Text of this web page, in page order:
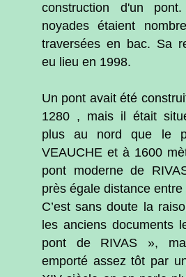
construction d'un
noyades étaient
traversées en bac. Sa
eu lieu en 1998.
Un pont avait été
1280 , mais il était
plus au nord que le
VEAUCHE et à 1600
pont moderne de
près égale distance entre
C’est sans doute la
les anciens documents
pont de RIVAS »,
emporté assez tôt par